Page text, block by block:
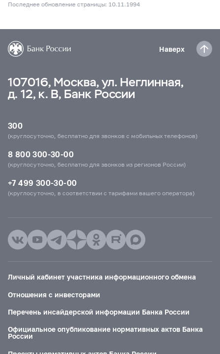
Последнее обновление страницы: 10.11.1994
Наверх
107016, Москва, ул. Неглинная,
д. 12, к. В, Банк России
300
(круглосуточно, бесплатно для звонков с мобильных телефонов)
8 800 300-30-00
(круглосуточно, бесплатно для звонков из регионов России)
+7 499 300-30-00
(круглосуточно, в соответствии с тарифами вашего оператора)
Личный кабинет участника информационного обмена
Отношения с инвесторами
Перечень инсайдерской информации Банка России
Официальное опубликование нормативных актов Банка
России